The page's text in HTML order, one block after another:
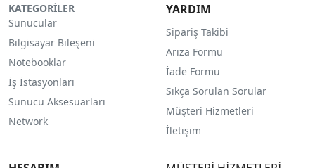
KATEGORİLER
Sunucular
Bilgisayar Bileşeni
Notebooklar
İş İstasyonları
Sunucu Aksesuarları
Network
YARDIM
Sipariş Takibi
Arıza Formu
İade Formu
Sıkça Sorulan Sorular
Müşteri Hizmetleri
İletişim